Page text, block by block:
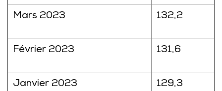
Mars 2023 132,2
Février 2023 131,6
Janvier 2023 129,3